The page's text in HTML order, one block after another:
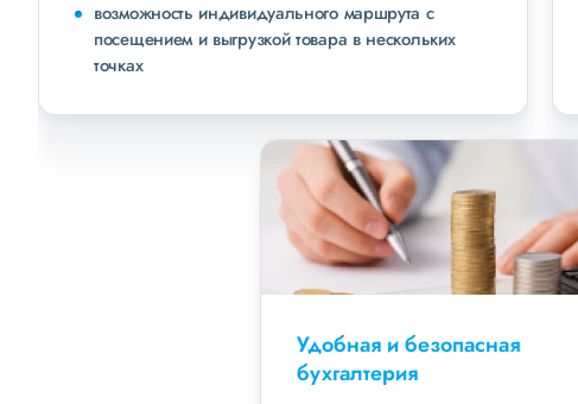
возможность индивидуального маршрута с
посещением и выгрузкой товара в нескольких
точках
Удобная и безопасная